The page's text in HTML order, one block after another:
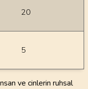
20
5
ve cinlerin ruhsal